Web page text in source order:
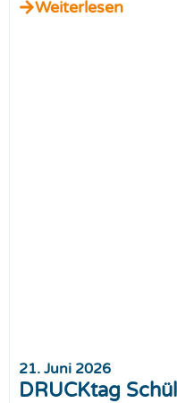
Weiterlesen
21. Juni 2026
DRUCKtag